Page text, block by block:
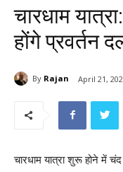
चारधाम
होंगे प्रवर्तन
By Rajan April 21,
चारधाम यात्रा शुरू होने में